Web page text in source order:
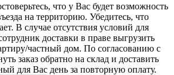
что у Вас будет возможность
на территорию. Убедитесь, что
В случае отсутствия условий для
доставки в праве выгрузить
частный дом. По согласованию с
заказ обратно на склад и доставить
для Вас день за повторную оплату.